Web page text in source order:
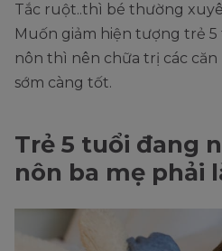
Tắc ruột..thì bé thường
Muốn giảm hiện tượng trẻ
nôn thì nên chữa trị các
sớm càng tốt.
Trẻ 5 tuổi đang
nôn ba mẹ phải